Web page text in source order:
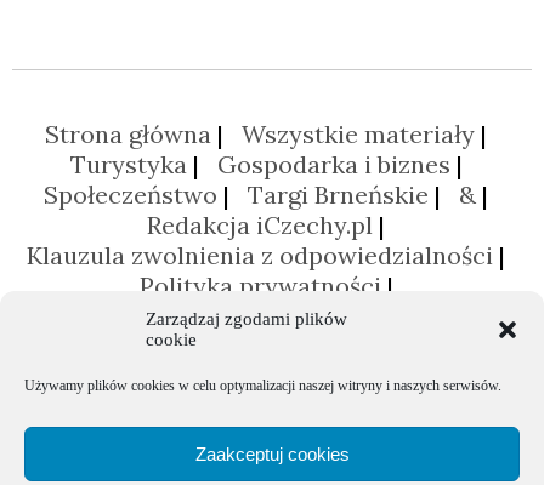
Zarządzaj zgodami plików
cookie
Używamy plików cookies w celu optymalizacji naszej witryny i naszych serwisów.
Zaakceptuj cookies
Strona główna
Wszystkie materiały
Turystyka
Gospodarka i biznes
Społeczeństwo
Targi Brneńskie
&
Redakcja iCzechy.pl
Klauzula zwolnienia z odpowiedzialności
Polityka prywatności
Polityka plików cookies (EU)